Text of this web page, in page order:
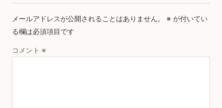
メールアドレスが公開されることはありません。 ※ が付いてい
る欄は必須項目です
コメント ※